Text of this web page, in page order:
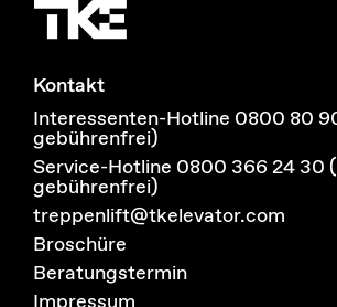
Kontakt
Interessenten-Hotline 0800 80
gebührenfrei)
Service-Hotline 0800 366 24 30
gebührenfrei)
treppenlift@tkelevator.com
Broschüre
Beratungstermin